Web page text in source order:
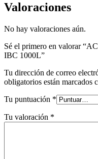
Valoraciones
No hay valoraciones aún.
Sé el primero en valorar
IBC 1000L”
Tu dirección de correo
obligatorios están marcados
Tu puntuación *
Tu valoración *